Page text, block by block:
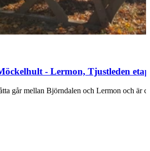
- Lermon, Tjustleden
går mellan Björndalen och Lermon och är